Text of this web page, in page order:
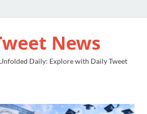
News
Daily: Explore with Daily Tweet